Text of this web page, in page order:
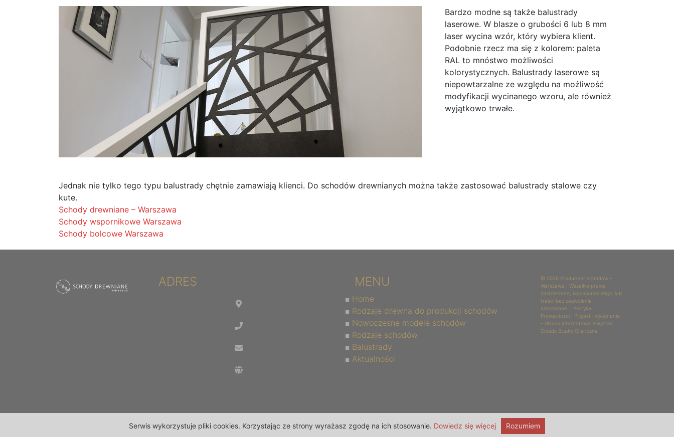
Bardzo modne są także balustrady
laserowe. W blasze o grubości 6 lub 8 mm
laser wycina wzór, który wybiera klient.
Podobnie rzecz ma się z kolorem: paleta
RAL to mnóstwo możliwości
kolorystycznych. Balustrady laserowe są
niepowtarzalne ze względu na możliwość
modyfikacji wycinanego wzoru, ale również
wyjątkowo trwałe.
Jednak nie tylko tego typu balustrady chętnie zamawiają klienci. Do schodów drewnianych można także zastosować balustrady stalowe czy
kute.
Schody drewniane – Warszawa
Schody wspornikowe Warszawa
Schody bolcowe Warszawa
ADRES MENU
Home
Rodzaje drewna do produkcji schodów
Nowoczesne modele schodów
Rodzaje schodów
Balustrady
Aktualności
© 2026 Producent schodów -
Warszawa | Wszelkie prawa
zastrzeżone, kopiowanie zdjęć lub
treści bez zezwolenia
zabronione. | Polityka
Prywatności | Projekt i wykonanie
- Strony internetowe Białystok
Clouds Studio Graficzne
Serwis wykorzystuje pliki cookies. Korzystając ze strony wyrażasz zgodę na ich stosowanie. Dowiedz się więcej Rozumiem